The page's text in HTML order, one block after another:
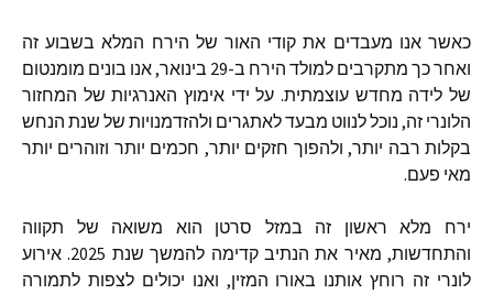
כאשר אנו מעבדים את קודי האור של הירח המלא בשבוע זה
ואחר כך מתקרבים למולד הירח ב-29 בינואר,אנו בונים מומנטום
של לידה מחדש עוצמתית. על ידי אימוץ האנרגיות של המחזור
הלונרי זה, נוכל לנווט מבעד לאתגרים ולהזדמנויות של שנת הנחש
בקלות רבה יותר, ולהפוך חזקים יותר, חכמים יותר וזוהרים יותר
מאי פעם.
ירח מלא ראשון זה במזל סרטן הוא משואה של תקווה
והתחדשות, מאיר את הנתיב קדימה להמשך שנת
אירוע
לונרי זה רוחץ אותנו באורו המזין, ואנו יכולים לצפות לתמורה